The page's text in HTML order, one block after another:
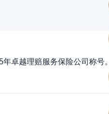
卓越理赔服务保险公司称号。